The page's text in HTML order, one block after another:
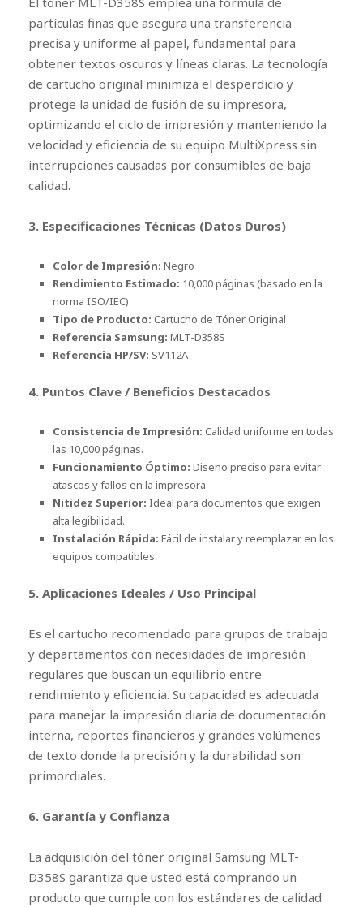
partículas finas que asegura una transferencia
precisa y uniforme al papel, fundamental para
obtener textos oscuros y líneas claras. La tecnología
de cartucho original minimiza el desperdicio y
protege la unidad de fusión de su impresora,
optimizando el ciclo de impresión y manteniendo la
velocidad y eficiencia de su equipo MultiXpress sin
interrupciones causadas por consumibles de baja
calidad.
3. Especificaciones Técnicas (Datos Duros)
Color de Impresión: Negro
Rendimiento Estimado: 10,000 páginas (basado en la
norma ISO/IEC)
Tipo de Producto: Cartucho de Tóner Original
Referencia Samsung: MLT-D358S
Referencia HP/SV: SV112A
4. Puntos Clave / Beneficios Destacados
Consistencia de Impresión: Calidad uniforme en todas
las 10,000 páginas.
Funcionamiento Óptimo: Diseño preciso para evitar
atascos y fallos en la impresora.
Nitidez Superior: Ideal para documentos que exigen
alta legibilidad.
Instalación Rápida: Fácil de instalar y reemplazar en los
equipos compatibles.
5. Aplicaciones Ideales / Uso Principal
Es el cartucho recomendado para grupos de trabajo
y departamentos con necesidades de impresión
regulares que buscan un equilibrio entre
rendimiento y eficiencia. Su capacidad es adecuada
para manejar la impresión diaria de documentación
interna, reportes financieros y grandes volúmenes
de texto donde la precisión y la durabilidad son
primordiales.
6. Garantía y Confianza
La adquisición del tóner original Samsung MLT-
D358S garantiza que usted está comprando un
producto que cumple con los estándares de calidad